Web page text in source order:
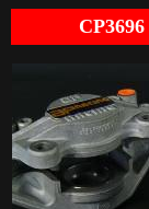
CP3696